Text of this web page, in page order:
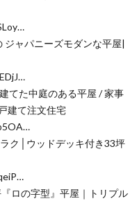
ジャパニーズモダンな平屋|
てた中庭のある平屋 / 家事
建て注文住宅
ク│ウッドデッキ付き33坪
ロの字型』平屋｜トリプル